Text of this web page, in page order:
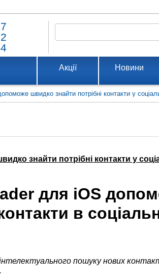
Акції Новини
швидко знайти потрібні контакти у
знайти потрібні контакти у
для iOS
в
пошуку нових